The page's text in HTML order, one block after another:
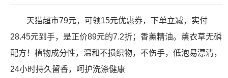
天猫超市79元，可领15元优惠券，下单立减，实付
28.45元到手，是正价89元的7.2折；香薰精油。薰衣草无磷
配方！植物成分性，温和不损织物，不伤手，低泡易漂清，
24小时持久留香，呵护洗涤健康